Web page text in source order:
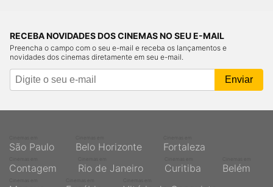
RECEBA NOVIDADES DOS CINEMAS NO SEU E-MAIL
Preencha o campo com o seu e-mail e receba os lançamentos e
novidades dos cinemas diretamente em seu e-mail.
São Paulo Belo Horizonte Fortaleza
Contagem Rio de Janeiro Curitiba Belém